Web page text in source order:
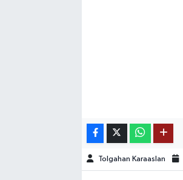
Tolgahan Karaaslan